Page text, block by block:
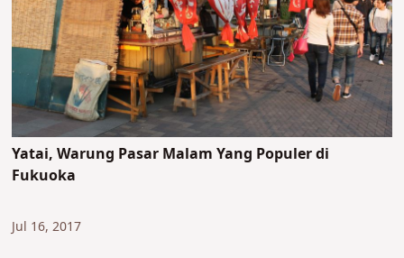
Yatai, Warung Pasar Malam Yang Populer di
Fukuoka
Jul 16, 2017